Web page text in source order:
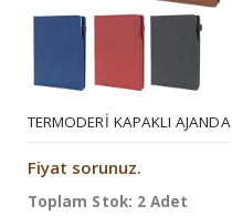
TERMODERI KAPAKLI AJANDA
Fiyat sorunuz.
Toplam Stok: 2 Adet